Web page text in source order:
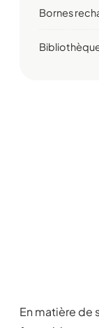
Bornes
En matière de